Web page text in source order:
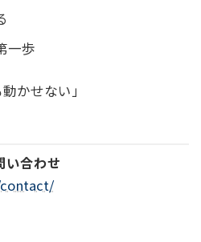
一歩
かせない」
い合わせ